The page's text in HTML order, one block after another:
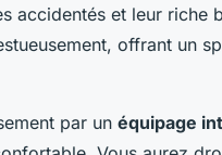
accidentés et leur riche
offrant un
par un équipage